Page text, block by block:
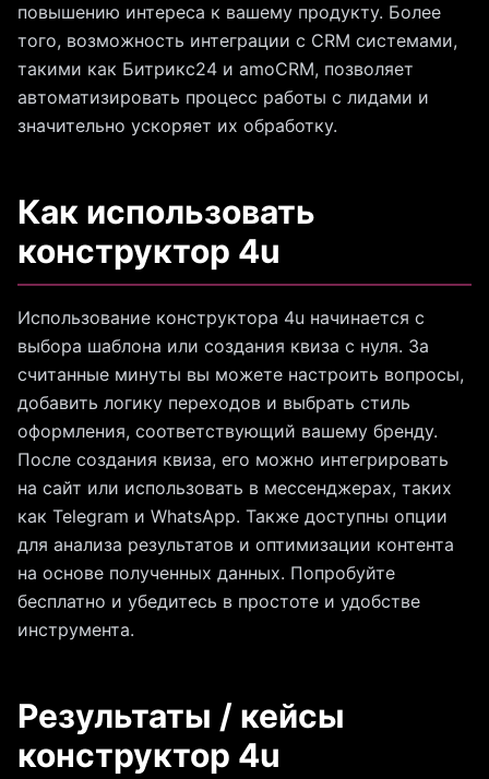
повышению интереса к вашему продукту. Более
того, возможность интеграции с CRM системами,
такими как Битрикс24 и amoCRM, позволяет
автоматизировать процесс работы с лидами и
значительно ускоряет их обработку.
Как использовать
конструктор 4u
Использование конструктора 4u начинается с
выбора шаблона или создания квиза с нуля. За
считанные минуты вы можете настроить вопросы,
добавить логику переходов и выбрать стиль
оформления, соответствующий вашему бренду.
После создания квиза, его можно интегрировать
на сайт или использовать в мессенджерах, таких
как Telegram и WhatsApp. Также доступны опции
для анализа результатов и оптимизации контента
на основе полученных данных. Попробуйте
бесплатно и убедитесь в простоте и удобстве
инструмента.
Результаты / кейсы
конструктор 4u